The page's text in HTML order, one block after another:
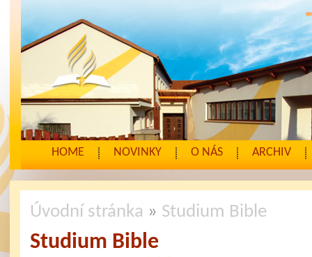
HOME NOVINKY O NÁS ARCHIV
Úvodní stránka » Studium Bible
Studium Bible